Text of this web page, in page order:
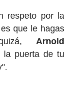
respeto por la
que le hagas
Arnold
puerta de tu